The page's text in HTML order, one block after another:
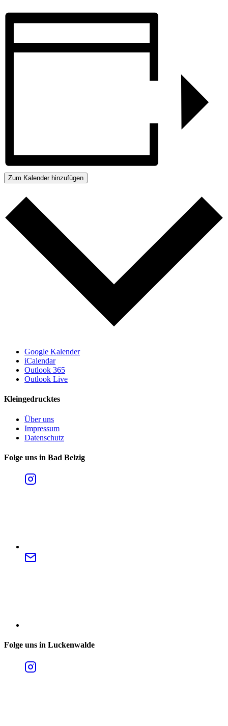
Zum Kalender hinzufügen
Google Kalender
iCalendar
Outlook 365
Outlook Live
Kleingedrucktes
Über uns
Impressum
Datenschutz
Folge uns in Bad Belzig
Folge uns in Luckenwalde